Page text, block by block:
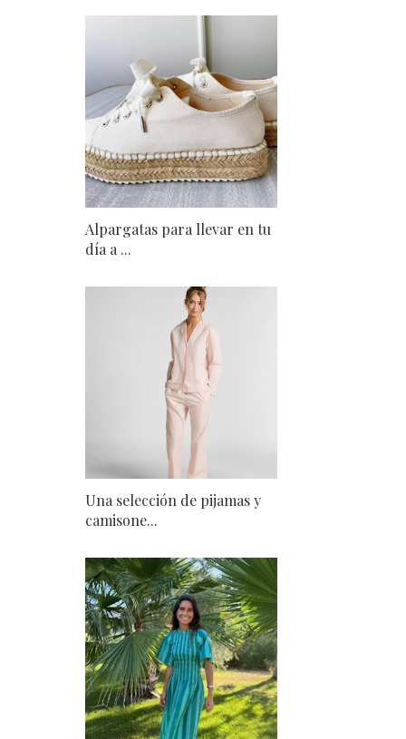
Alpargatas para llevar en tu
día a ...
Una selección de pijamas y
camisone...